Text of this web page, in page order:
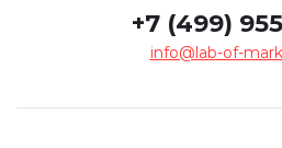
+7 (499)
info@lab-of-